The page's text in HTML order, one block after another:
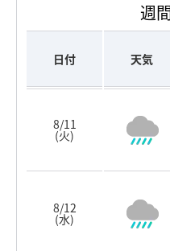
週
日付 天気
8/11
(火)
8/12
(水)